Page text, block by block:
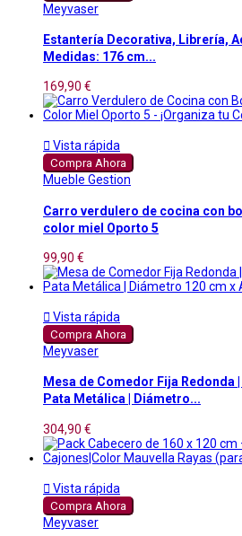
Meyvaser
Estantería Decorativa, Librería,
Medidas: 176 cm...
169,90 €
 Vista rápida
Compra Ahora
Mueble Gestion
Carro verdulero de cocina con
color miel Oporto 5
99,90 €
 Vista rápida
Compra Ahora
Meyvaser
Mesa de Comedor Fija
Pata Metálica | Diámetro...
304,90 €
 Vista rápida
Compra Ahora
Meyvaser